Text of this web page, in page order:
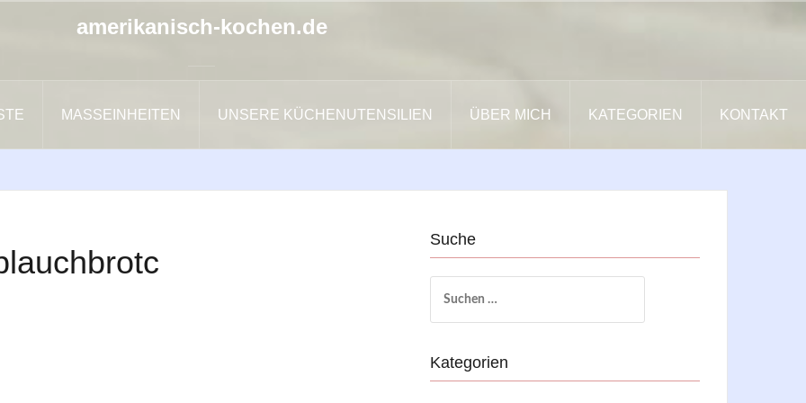
amerikanisch-kochen.de
MASSEINHEITEN UNSERE KÜCHENUTENSILIEN ÜBER MICH KATEGORIEN KONTAKT
Suche
nach:
Kategorien